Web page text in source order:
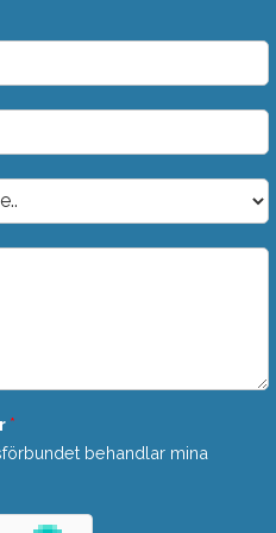
*
behandlar mina